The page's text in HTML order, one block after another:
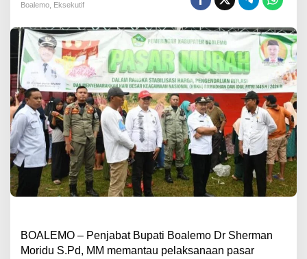
Boalemo Eksekutif
BOALEMO – Penjabat Bupati Boalemo Dr Sherman
Moridu S.Pd, MM memantau pelaksanaan pasar